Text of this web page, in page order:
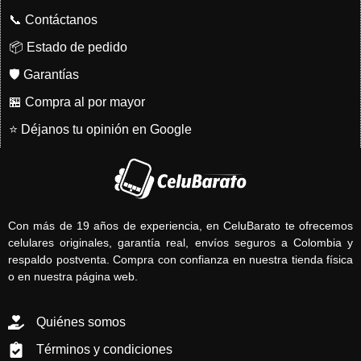
📞 Contáctanos
📦 Estado de pedido
🛡️ Garantías
🏪 Compra al por mayor
⭐ Déjanos tu opinión en Google
Con más de 19 años de experiencia, en CeluBarato te ofrecemos
celulares originales, garantía real, envíos seguros a Colombia y
respaldo postventa. Compra con confianza en nuestra tienda física
o en nuestra página web.
Quiénes somos
Términos y condiciones